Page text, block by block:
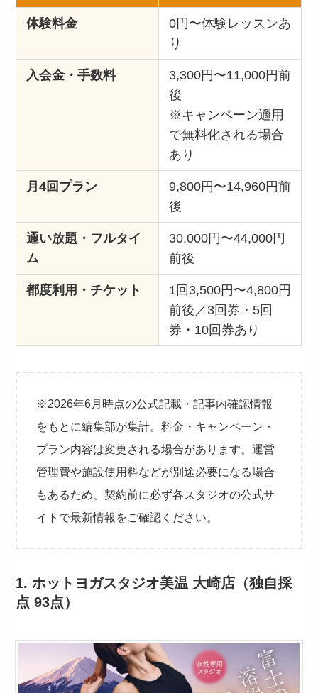
体験料金
0円〜体験レッスンあ
り
入会金・手数料
3,300円〜11,000円前
後
※キャンペーン適用
で無料化される場合
あり
月4回プラン
9,800円〜14,960円前
後
通い放題・フルタイ
ム
30,000円〜44,000円
前後
都度利用・チケット
1回3,500円〜4,800円
前後／3回券・5回
券・10回券あり
※2026年6月時点の公式記載・記事内確認情報
をもとに編集部が集計。料金・キャンペーン・
プラン内容は変更される場合があります。運営
管理費や施設使用料などが別途必要になる場合
もあるため、契約前に必ず各スタジオの公式サ
イトで最新情報をご確認ください。
1. ホットヨガスタジオ美温 大崎店（独自採
点 93点）